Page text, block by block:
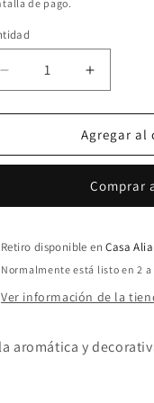
de pago.
Reducir
cantidad
para
Aumentar
cantidad
para
Esferas
Agregar al
Comprar
Retiro disponible enCasa
Normalmente está listo en 2 a
Ver información de la
aromática y